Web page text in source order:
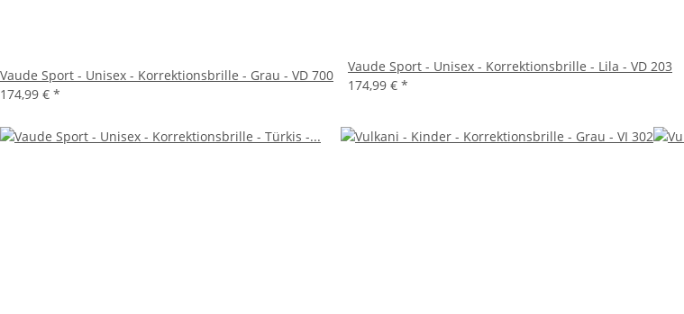
Vaude Sport - Unisex - Korrektionsbrille - Grau - VD 700
174,99 € *
Vaude Sport - Unisex - Korrektionsbrille - Lila - VD 203
174,99 € *